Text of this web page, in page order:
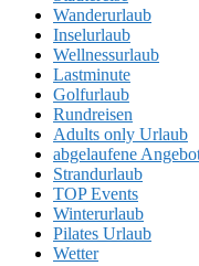
Wanderurlaub
Inselurlaub
Wellnessurlaub
Lastminute
Golfurlaub
Rundreisen
Adults only Urlaub
abgelaufene
Strandurlaub
TOP Events
Winterurlaub
Pilates Urlaub
Wetter